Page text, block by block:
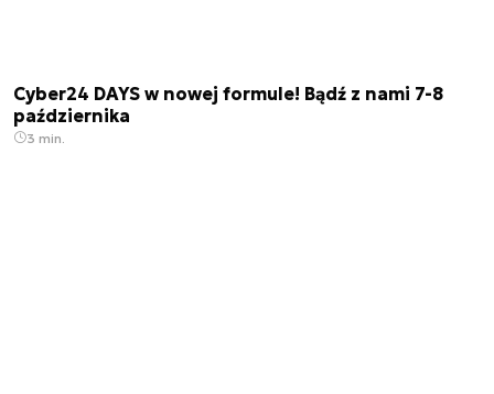
Cyber24 DAYS w nowej formule! Bądź z nami 7-8
października
3 min.